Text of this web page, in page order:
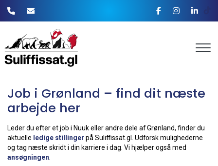
Gå
Job i Grønland – find dit næste
arbejde her
Leder du efter et job i Nuuk eller andre dele af Grønland, finder du
aktuelle ledige stillinger på Suliffissat.gl. Udforsk mulighederne
og tag næste skridt i din karriere i dag. Vi hjælper også med
ansøgningen